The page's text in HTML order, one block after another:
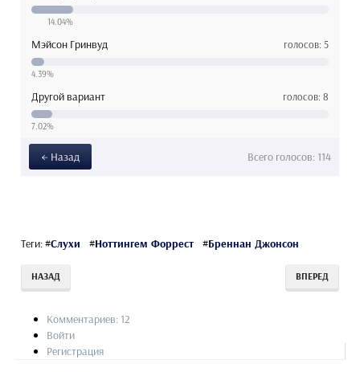
14.04%
голосов: 5
Мэйсон Гринвуд
4.39%
голосов: 8
Другой вариант
7.02%
← Назад Всего голосов: 114
Теги:#Слухи #Ноттингем Форрест #Бреннан Джонсон
НАЗАД ВПЕРЕД
Комментариев: 12
Войти
Регистрация